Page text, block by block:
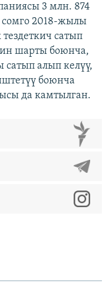
3 млн. 874
сомго 2018-жылы
сатып
шарты боюнча,
сатып алып келүү,
боюнча
да камтылган.